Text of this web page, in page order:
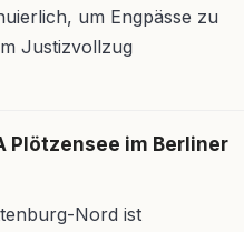
um Engpässe zu
Justizvollzug
Plötzensee im Berliner
Nord ist